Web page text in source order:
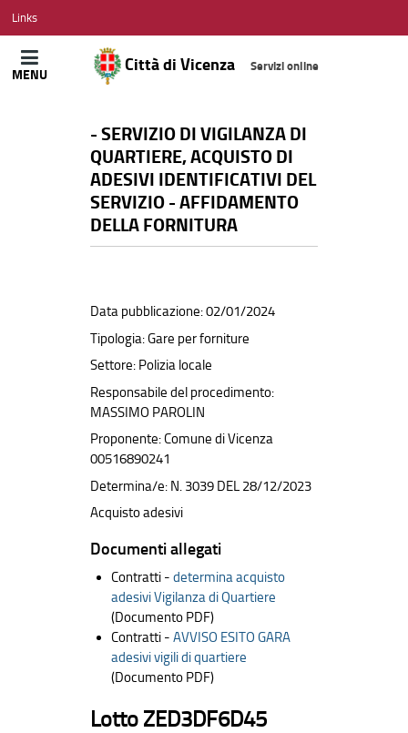
CITTÀ
DI
VICENZA
Links
Città di Vicenza Servizi online
MENU
- SERVIZIO DI VIGILANZA DI
QUARTIERE, ACQUISTO DI
ADESIVI IDENTIFICATIVI DEL
SERVIZIO - AFFIDAMENTO
DELLA FORNITURA
Data pubblicazione: 02/01/2024
Tipologia: Gare per forniture
Settore: Polizia locale
Responsabile del procedimento:
MASSIMO PAROLIN
Proponente: Comune di Vicenza
00516890241
Determina/e: N. 3039 DEL 28/12/2023
Acquisto adesivi
Documenti allegati
Contratti - determina acquisto
adesivi Vigilanza di Quartiere
(Documento PDF)
Contratti - AVVISO ESITO GARA
adesivi vigili di quartiere
(Documento PDF)
Lotto ZED3DF6D45